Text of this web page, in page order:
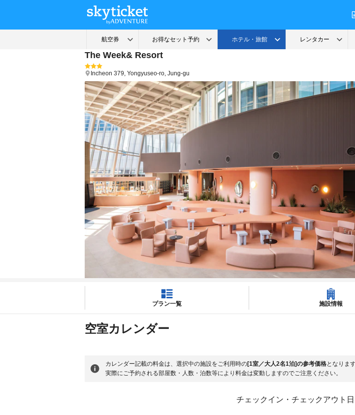
The Week& Resort
Incheon 379, Yongyuseo-ro, Jung-gu
プラン一覧 施設情報
空室カレンダー
カレンダー記載の料金は、選択中の施設をご利用時の[1室／大人2名1泊]の参考価格となります
実際にご予約される部屋数・人数・泊数等により料金は変動しますのでご注意ください。
チェックイン・チェックアウト